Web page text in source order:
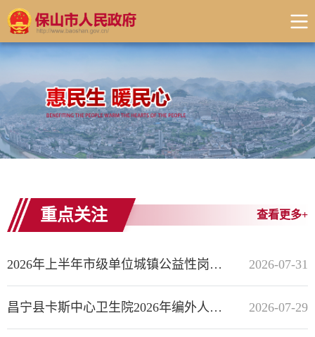
重点关注 查看更多+
2026年上半年市级单位城镇公益性岗位补贴公示 2026-07-31
昌宁县卡斯中心卫生院2026年编外人员招聘公告 2026-07-29